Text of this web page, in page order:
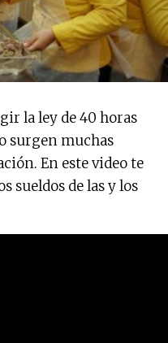
la ley de 40 horas
surgen muchas
En este video te
sueldos de las y los